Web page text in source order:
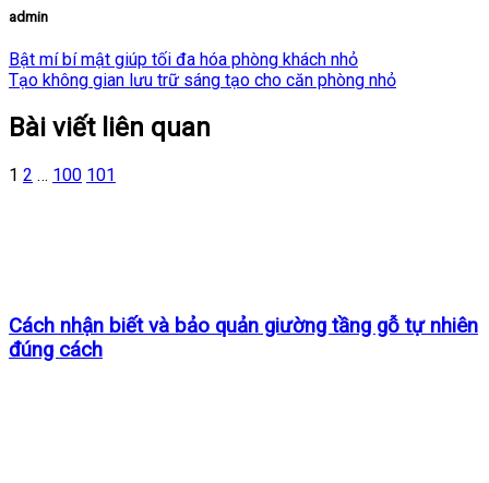
admin
Bật mí bí mật giúp tối đa hóa phòng khách nhỏ
Tạo không gian lưu trữ sáng tạo cho căn phòng nhỏ
Bài viết liên quan
1 2 … 100 101
Cách nhận biết và bảo quản giường tầng gỗ tự nhiên
đúng cách